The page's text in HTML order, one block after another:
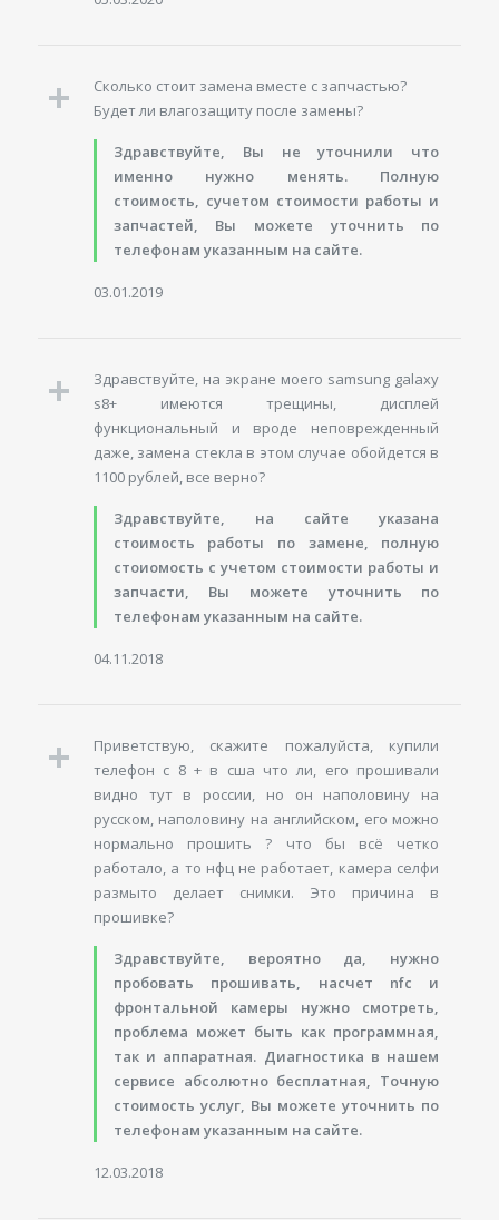
Сколько стоит замена вместе с запчастью?
Будет ли влагозащиту после замены?
Здравствуйте, Вы не уточнили что
именно нужно менять. Полную
стоимость, сучетом стоимости работы и
запчастей, Вы можете уточнить по
телефонам указанным на сайте.
03.01.2019
Здравствуйте, на экране моего samsung galaxy
s8+ имеются трещины, дисплей
функциональный и вроде неповрежденный
даже, замена стекла в этом случае обойдется в
1100 рублей, все верно?
Здравствуйте, на сайте указана
стоимость работы по замене, полную
стоиомость с учетом стоимости работы и
запчасти, Вы можете уточнить по
телефонам указанным на сайте.
04.11.2018
Приветствую, скажите пожалуйста, купили
телефон с 8 + в сша что ли, его прошивали
видно тут в россии, но он наполовину на
русском, наполовину на английском, его можно
нормально прошить ? что бы всё четко
работало, а то нфц не работает, камера селфи
размыто делает снимки. Это причина в
прошивке?
Здравствуйте, вероятно да, нужно
пробовать прошивать, насчет nfc и
фронтальной камеры нужно смотреть,
проблема может быть как программная,
так и аппаратная. Диагностика в нашем
сервисе абсолютно бесплатная, Точную
стоимость услуг, Вы можете уточнить по
телефонам указанным на сайте.
12.03.2018